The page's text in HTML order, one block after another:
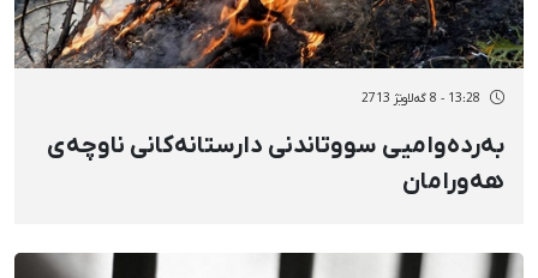
13:28 - 8 گەلاوێژ 2713
بەردەوامیی سووتاندنی دارستانەکانی ناوچەی
هەورامان